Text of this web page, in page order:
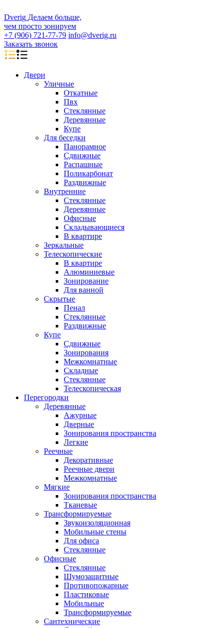
Dverig Делаем больше,
чем просто зонируем
+7 (906) 721-77-79 info@dverig.ru
Заказать звонок
Двери
Уличные
Откатные
Пвх
Стеклянные
Деревянные
Купе
Для беседки
Панорамное
Сдвижные
Распашные
Поликарбонат
Раздвижные
Внутренние
Стеклянные
Деревянные
Офисные
Складывающиеся
В квартире
Зеркальные
Телескопические
В квартире
Алюминиевые
Зонирование
Для ванной
Скрытые
Пенал
Стеклянные
Раздвижные
Купе
Сдвижные
Зонирования
Межкомнатные
Складные
Стеклянные
Телескопическая
Перегородки
Деревянные
Ажурные
Дверные
Зонирования пространства
Легкие
Реечные
Декоративные
Реечные двери
Межкомнатные
Мягкие
Зонирования пространства
Тканевые
Трансформируемые
Звукоизоляционная
Мобильные стены
Для офиса
Стеклянные
Офисные
Стеклянные
Шумозащитные
Противопожарные
Пластиковые
Мобильные
Трансформируемые
Сантехнические